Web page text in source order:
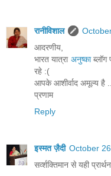
रानीविशाल
आदरणीय,
भारत यात्रा अनुष्काब्लॉग
रहे :(
आपके आशीर्वाद अमूल्य है ...
प्रणाम
Reply
इस्मत ज़ैदी October
सर्व्शक्तिमान से यही